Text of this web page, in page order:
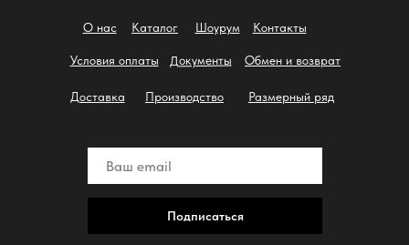
Условия оплаты
О нас Каталог Шоурум Контакты
Документы Обмен и возврат
Доставка Производство Размерный ряд
Подписаться